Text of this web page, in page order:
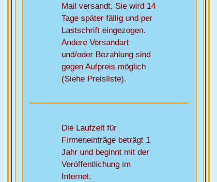
Mail versandt. Sie wird 14
Tage später fällig und per
Lastschrift eingezogen.
Andere Versandart
und/oder Bezahlung sind
gegen Aufpreis möglich
(Siehe Preisliste).
Die Laufzeit für
Firmeneinträge beträgt 1
Jahr und beginnt mit der
Veröffentlichung im
Internet.